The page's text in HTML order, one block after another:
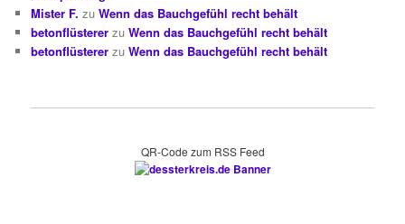
Mister F. zuWenn das Bauchgefühl recht behält
betonflüsterer zuWenn das Bauchgefühl recht behält
betonflüsterer zuWenn das Bauchgefühl recht behält
QR-Code zum RSS Feed